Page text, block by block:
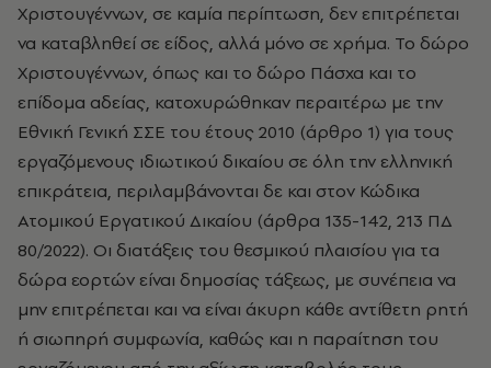
Χριστουγέννων, σε καμία περίπτωση, δεν επιτρέπεται
να καταβληθεί σε είδος, αλλά μόνο σε χρήμα. Το δώρο
Χριστουγέννων, όπως και το δώρο Πάσχα και το
επίδομα αδείας, κατοχυρώθηκαν περαιτέρω με την
Εθνική Γενική ΣΣΕ του έτους 2010 (άρθρο 1) για τους
εργαζόμενους ιδιωτικού δικαίου σε όλη την ελληνική
επικράτεια, περιλαμβάνονται δε και στον Κώδικα
Ατομικού Εργατικού Δικαίου (άρθρα 135-142, 213 ΠΔ
80/2022). Οι διατάξεις του θεσμικού πλαισίου για τα
δώρα εορτών είναι δημοσίας τάξεως, με συνέπεια να
μην επιτρέπεται και να είναι άκυρη κάθε αντίθετη ρητή
ή σιωπηρή συμφωνία, καθώς και η παραίτηση του